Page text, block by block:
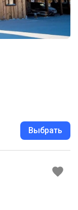
Выбрать